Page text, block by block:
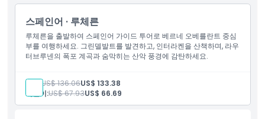
스페인어 · 루체른
루체른을 출발하여 스페인어 가이드 투어로 베르네 오베를란트 중심
부를 여행하세요. 그린델발트를 발견하고, 인터라켄을 산책하며, 라우
터브루넨의 폭포 계곡과 숨막히는 산악 풍경에 감탄하세요.
성인: US$ 136.06US$ 133.38
어린이:US$ 67.93US$ 66.69